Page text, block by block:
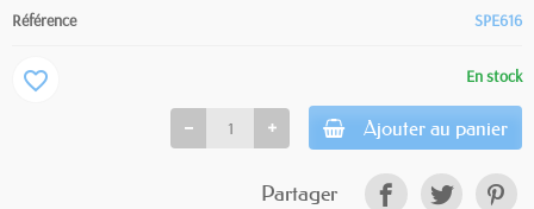
Référence SPE616
En stock
Ajouter au panier
favorite_border
Partager